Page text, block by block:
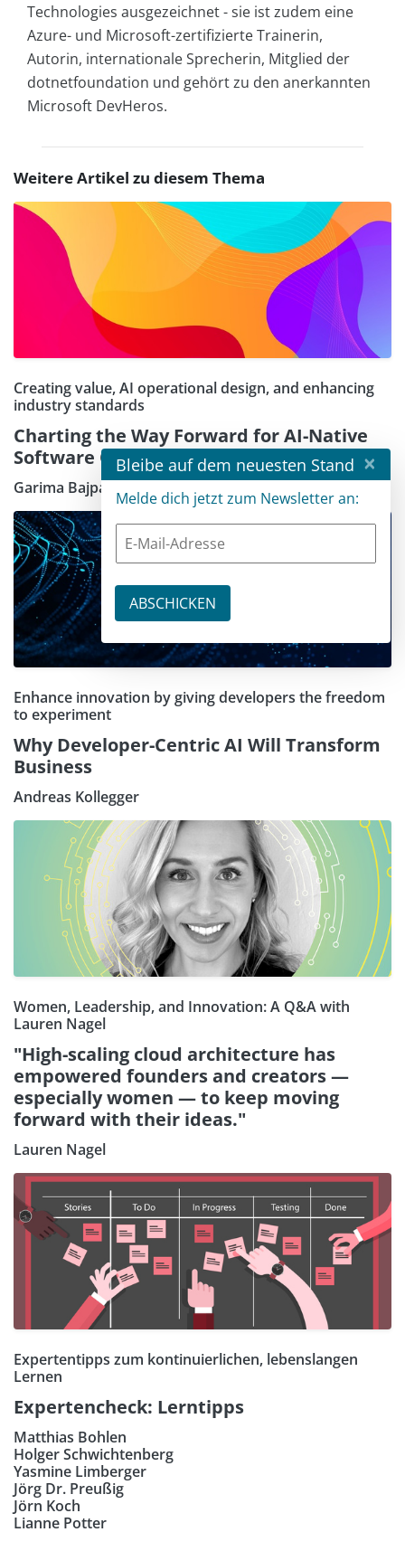
Technologies ausgezeichnet - sie ist zudem eine
Azure- und Microsoft-zertifizierte Trainerin,
Autorin, internationale Sprecherin, Mitglied der
dotnetfoundation und gehört zu den anerkannten
Microsoft DevHeros.
Weitere Artikel zu diesem Thema
Creating value, AI operational design, and enhancing
industry standards
Charting the Way Forward for AI-Native
Software Organizations
Garima Bajpai
Enhance innovation by giving developers the freedom
to experiment
Why Developer-Centric AI Will Transform
Business
Andreas Kollegger
Women, Leadership, and Innovation: A Q&A with
Lauren Nagel
"High-scaling cloud architecture has
empowered founders and creators —
especially women — to keep moving
forward with their ideas."
Lauren Nagel
Expertentipps zum kontinuierlichen, lebenslangen
Lernen
Expertencheck: Lerntipps
Matthias Bohlen
Holger Schwichtenberg
Yasmine Limberger
Jörg Dr. Preußig
Jörn Koch
Lianne Potter
Bleibe auf dem neuesten Stand ×
Melde dich jetzt zum Newsletter an: